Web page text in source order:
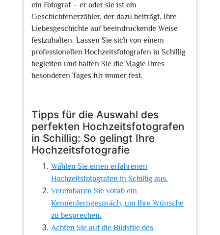
ein Fotograf – er oder sie ist ein
Geschichtenerzähler, der dazu beiträgt, Ihre
Liebesgeschichte auf beeindruckende Weise
festzuhalten. Lassen Sie sich von einem
professionellen Hochzeitsfotografen in Schillig
begleiten und halten Sie die Magie Ihres
besonderen Tages für immer fest.
Tipps für die Auswahl des
perfekten Hochzeitsfotografen
in Schillig: So gelingt Ihre
Hochzeitsfotografie
Wählen Sie einen erfahrenen
Hochzeitsfotografen in Schillig aus.
Vereinbaren Sie vorab ein
Kennenlerngespräch, um Ihre Wünsche
zu besprechen.
Achten Sie auf die Bildstile des